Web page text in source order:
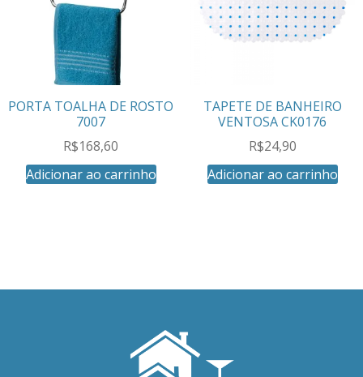
PORTA TOALHA DE ROSTO
7007
R$168,60
Adicionar ao carrinho
TAPETE DE BANHEIRO
VENTOSA CK0176
R$24,90
Adicionar ao carrinho